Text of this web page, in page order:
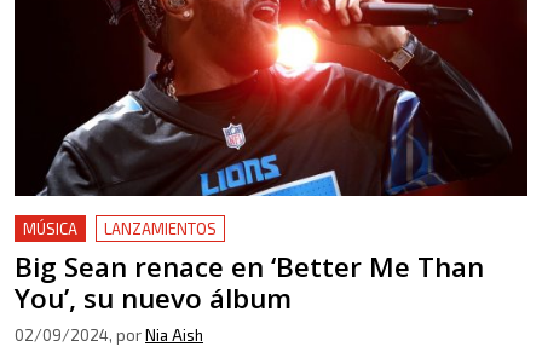
MÚSICA LANZAMIENTOS
Big Sean renace en ‘Better Me Than
You’, su nuevo álbum
02/09/2024, porNia Aish